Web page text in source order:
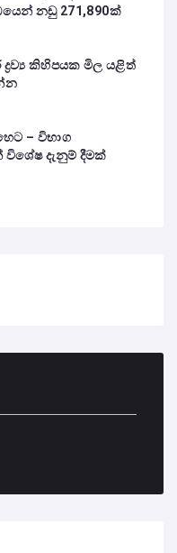
නඩු 271,890ක්
කිහිපයක මිල යළිත්
– විභාග
දැනුම් දීමක්